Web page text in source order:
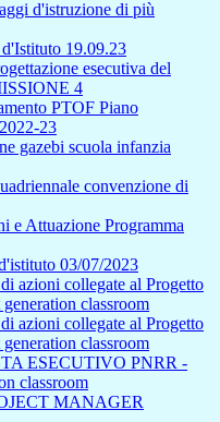
d'istruzione di più
19.09.23
esecutiva del
4
PTOF Piano
23
gazebi scuola infanzia
convenzione di
e Attuazione Programma
03/07/2023
azioni collegate al Progetto
classroom
azioni collegate al Progetto
classroom
ESECUTIVO PNRR -
classroom
MANAGER